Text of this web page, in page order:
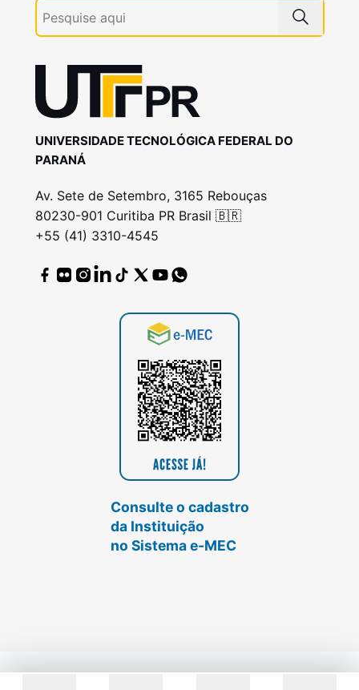
UNIVERSIDADE TECNOLÓGICA FEDERAL DO
PARANÁ
Av. Sete de Setembro, 3165 Rebouças
80230-901 Curitiba PR Brasil 🇧🇷
+55 (41) 3310-4545
Consulte o cadastro
da Instituição
no Sistema e-MEC